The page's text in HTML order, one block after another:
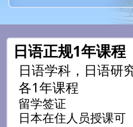
日语正规1年课程
日语学科，日语研
各1年课程
留学签证
日本在住人员授课可